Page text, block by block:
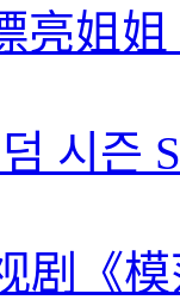
姐姐
시즌
剧《